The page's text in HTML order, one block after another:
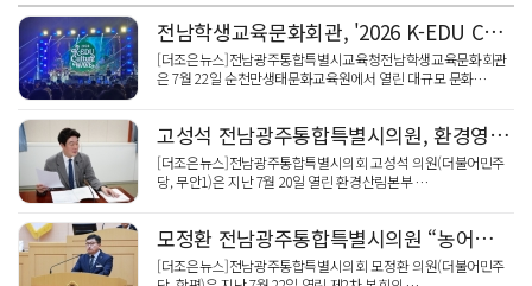
전남학생교육문화회관, '2026 K-EDU Culture WAVE' 성황리에 마쳐
[더조은뉴스]전남광주통합특별시교육청전남학생교육문화회관
은 7월 22일 순천만생태문화교육원에서 열린 대규모 문화…
고성석 전남광주통합특별시의원, 환경영향평가 권한 이양에 따른 대응 체계 점검
[더조은뉴스]전남광주통합특별시의회 고성석 의원(더불어민주
당, 무안1)은 지난 7월 20일 열린 환경산림본부 …
모정환 전남광주통합특별시의원 “농어촌 기본소득 전면 시행으로 도농 상생 미래 열어야”
[더조은뉴스]전남광주통합특별시의회 모정환 의원(더불어민주